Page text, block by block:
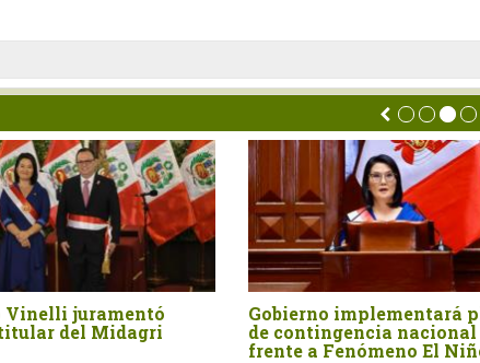
Publican ley que fortalece el
sistema de irrigación en
Cajamarca, Lambayeque,
Cooperativas
pagarán mayores
empresas